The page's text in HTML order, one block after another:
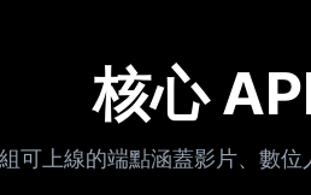
核心
可上線的端點涵蓋影片、數